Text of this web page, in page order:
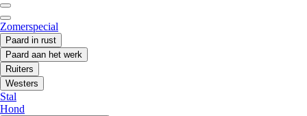
Zomerspecial
Paard in rust
Paard aan het werk
Ruiters
Westers
Stal
Hond